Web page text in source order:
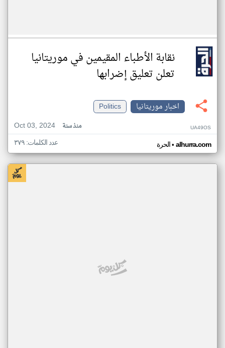
نقابة الأطباء المقيمين في موريتانيا
تعلن تعليق إضرابها
اخبار موريتانيا
Politics
Oct 03, 2024
منذ سنة UA49OS
الحرة• alhurra.com عدد الكلمات: ٣٧٩